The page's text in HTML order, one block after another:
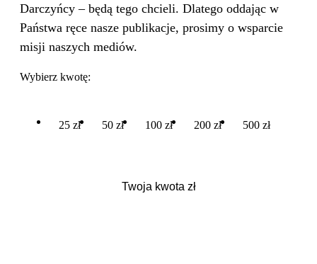
Darczyńcy – będą tego chcieli. Dlatego oddając w
Państwa ręce nasze publikacje, prosimy o wsparcie
misji naszych mediów.
Wybierz kwotę:
25 zł 50 zł 100 zł 200 zł 500 zł